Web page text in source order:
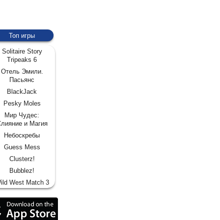
Топ игры
Solitaire Story
Tripeaks 6
Отель Эмили.
Пасьянс
BlackJack
Pesky Moles
Мир Чудес:
и Магия
Небоскребы
Guess Mess
Clusterz!
Bubblez!
West Match 3